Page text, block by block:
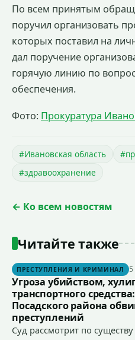
По всем принятым
поручил организовать
которых поставил на
дал поручение
горячую линию по
обеспечения.
Фото: Прокуратура
#Ивановская область
#здравоохранение
← Ко всем новостям
Читайте также
ПРЕСТУПЛЕНИЯ И КРИМИНАЛ 5
Угроза убийством,
транспортного
Посадского района
преступлений
Суд рассмотрит по